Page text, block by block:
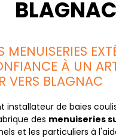
BLAGNAC
MENUISERIES
À UN
VERS BLAGNAC
installateur de baies
des menuiseries
et les particuliers à